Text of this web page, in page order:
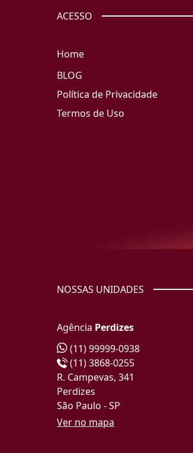
ACESSO
Home
BLOG
Política de Privacidade
Termos de Uso
NOSSAS UNIDADES
Agência Perdizes
(11) 99999-0938
(11) 3868-0255
R. Campevas, 341
Perdizes
São Paulo - SP
Ver no mapa